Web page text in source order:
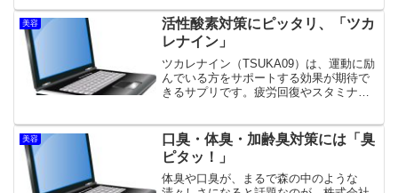
入れたいなら、**女性専用パーソナルト
レーニングジム『Reb...
美容
活性酸素対策にピッタリ、「ツカ
レナイン」
ツカレナイン（TSUKA09）は、運動に励
んでいる方をサポートする効果が期待で
きるサプリです。疲労回復やスタミナア
が期待できます。ツカレナインはダイエ
ット効率を高めてく...
美容
口臭・体臭・加齢臭対策には「臭
ピタッ！」
体臭や口臭が、まるで森の中のような